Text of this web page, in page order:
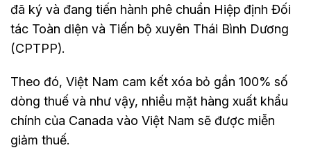
đã ký và đang tiến hành phê chuẩn Hiệp định Đối
tác Toàn diện và Tiến bộ xuyên Thái Bình Dương
(CPTPP).
Theo đó, Việt Nam cam kết xóa bỏ gần 100% số
dòng thuế và như vậy, nhiều mặt hàng xuất khẩu
chính của Canada vào Việt Nam sẽ được miễn
giảm thuế.